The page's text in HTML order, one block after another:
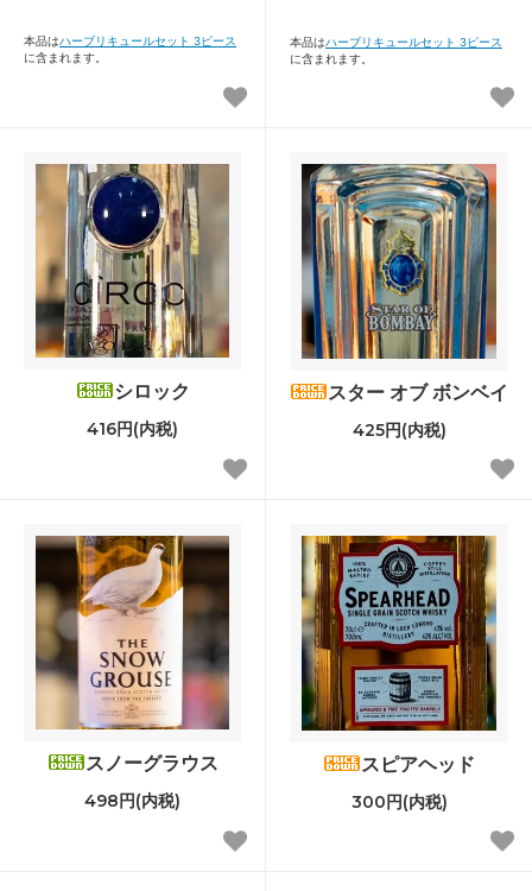
本品はハーブリキュールセット 3ピース
に含まれます。
本品はハーブリキュールセット 3ピース
に含まれます。
シロック
416円(内税)
スター オブ ボンベイ
425円(内税)
スノーグラウス
498円(内税)
スピアヘッド
300円(内税)